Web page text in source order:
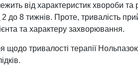
від характеристик хвороби та
до 8 тижнів. Проте, тривалість
та характеру захворювання.
щодо тривалості терапії